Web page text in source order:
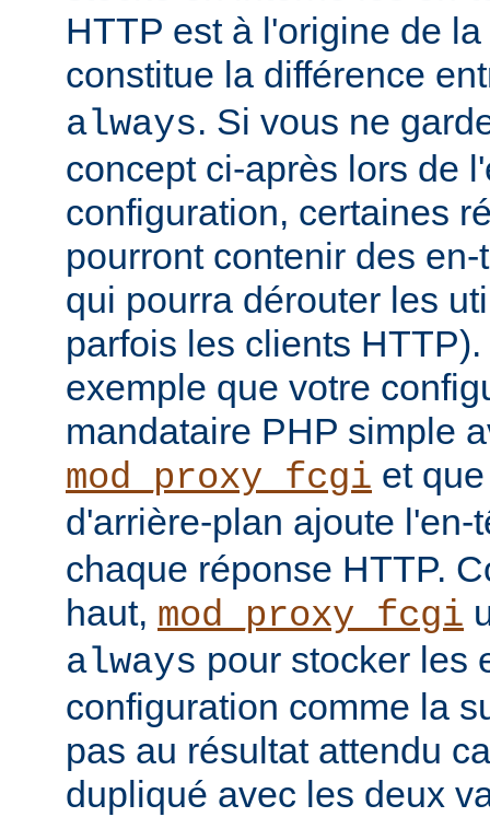
HTTP est à l'origine de
constitue la différence
always. Si vous ne
concept ci-après lors de
configuration, certaines
pourront contenir des
qui pourra dérouter les
parfois les clients
exemple que votre
mandataire PHP simple
mod_proxy_fcgi et
d'arrière-plan ajoute
chaque réponse HTTP.
haut, mod_proxy_fcgi
always pour stocker les
configuration comme la
pas au résultat attendu
dupliqué avec les deux